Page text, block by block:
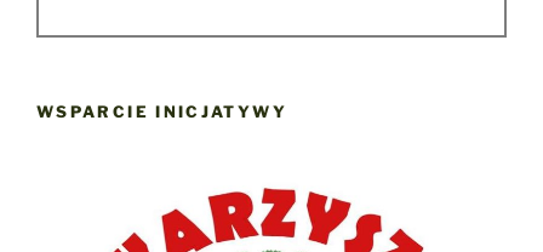
WSPARCIE INICJATYWY